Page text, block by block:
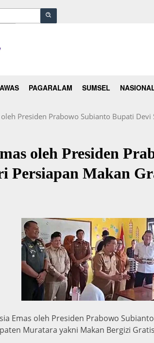
PAGARALAM SUMSEL
Presiden Prabowo Subianto Bupati
oleh Presiden
Persiapan Makan
Emas oleh Presiden Prabowo
Muratara yakni Makan Bergizi